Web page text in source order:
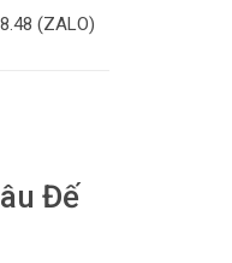
(ZALO)
Đế